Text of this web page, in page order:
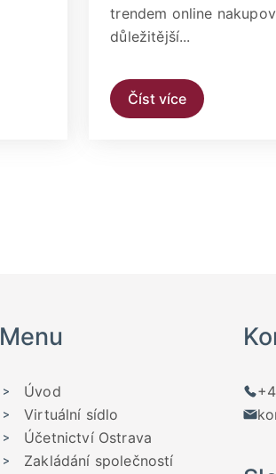
trendem online
důležitější...
Číst více
Menu
Úvod
Virtuální sídlo
Účetnictví Ostrava
Zakládání společností